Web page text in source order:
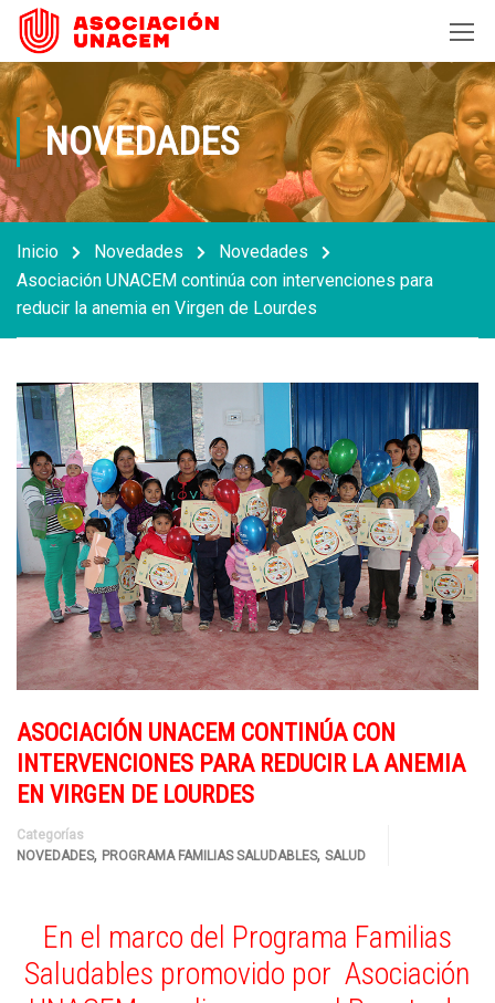
NOVEDADES
Inicio Novedades
Novedades
Asociación UNACEM continúa con intervenciones para
reducir la anemia en Virgen de Lourdes
ASOCIACIÓN UNACEM CONTINÚA CON
INTERVENCIONES PARA REDUCIR LA ANEMIA
EN VIRGEN DE LOURDES
Categorías
NOVEDADES, PROGRAMA FAMILIAS SALUDABLES, SALUD
En el marco del Programa Familias
Saludables promovido por Asociación